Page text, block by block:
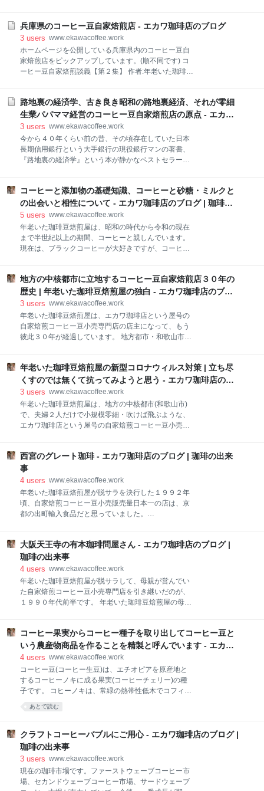
年老いた珈琲豆焙煎屋が連れ合いと２人だけで営んで
いる小さなコーヒー豆自家焙煎店(屋号はエカワ珈琲店
と言います)も、オフィス・外食(宿泊施設を含む)向け
自家焙煎コーヒー
スーパーマーケットでも相当に高級な価格で販売され
ていました。 その時代、自家焙煎したコーヒー豆を圧
倒的な低価格設定(浸透価格)で小売販売している店
が、少数ですが存在していて繁盛していました。 例え
ば、関西では、京都市の出町輸入食品や大阪市の有本
www.ekawacoffee.work 年老いた珈琲豆焙煎屋は、エ
カワ珈琲店という屋号で、夫婦２人だけで小さな自家
焙煎コーヒー豆小売店を営んでいます。 そのエカワ珈
琲店の自家
兵庫県のコーヒー豆自家焙煎店 - エカワ珈琲店のブログ
3 users www.ekawacoffee.work
ホームページを公開している兵庫県内のコーヒー豆自
家焙煎店をピックアップしています。(順不同です) コ
ーヒー豆自家焙煎談義【第２集】 作者:年老いた珈琲豆
灘区田中町４丁目２−２
http://matuyacoffee.cafe.coocan.jp/ 8coffeeroas / ハチ
コーヒーロースト 兵庫県宝塚市安倉1丁目17-14 1F
www.8coffee.net まめのたくみ | 豆匠 兵庫県神戸市長
田区菅原通２丁目１０８ mametakucoffee.com まなぶ
おじさんの珈琲工房 兵庫県三田市天神３－２－１２
路地裏の経済学、古き良き昭和の路地裏経済、それが零細
生業パパママ経営のコーヒー豆自家焙煎店の原点 - エカワ
珈琲店のブログ
3 users www.ekawacoffee.work
今から４０年くらい前の昔、その頃存在していた日本
長期信用銀行という大手銀行の現役銀行マンの著書、
『路地裏の経済学』という本が静かなベストセラーを
い存在でした。 『路地裏の経済学』は、地域商店街を
構成している個人商店を材題にして、事業と生業の違
いをわかり易く解説していたと記憶しています。 特定
の技能・能力を持っている人がいて、はじめて経営が
成り立つのが生業で、そういった特定の人がいなくて
も経営を維持・継続することができるのが事業だと、
といった個人商店だけでなくて、街のお医者さんや税
理士事務所、弁護士事務所なども生業の部類に入りま
す。 医院ならお医者さんが、税理士事務所なら税理士
さんがいなければ営業
コーヒーと添加物の基礎知識、コーヒーと砂糖・ミルクと
の出会いと相性について - エカワ珈琲店のブログ | 珈琲の
出来事
5 users www.ekawacoffee.work
年老いた珈琲豆焙煎屋は、昭和の時代から令和の現在
まで半世紀以上の期間、コーヒーと親しんでいます。
現在は、ブラックコーヒーが大好きですが、コーヒー
う、ホワイトコーヒーを楽しんでいたわけです。
www.ekawacoffee.work コーヒーは、素晴らしい香り
と味を持つ素敵な飲み物だと思います。しかし、強い
苦味を持っています。 その苦味を少なくしようと焙煎
加工すると、酸味が強くなったりします。 そんなわけ
で、コーヒーは、誰にとっても飲みやすい飲み物では
が可能になっています。 しかし、コーヒーが一般に普
及し始めたその昔、焙煎器具も焙煎に関する研究も未
熟でしたから、焙煎で苦味を調整するのでは無くて、
砂
地方の中核都市に立地するコーヒー豆自家焙煎店３０年の
歴史 | 年老いた珈琲豆焙煎屋の独白 - エカワ珈琲店のブロ
グ | 珈琲の出来事
3 users www.ekawacoffee.work
年老いた珈琲豆焙煎屋は、エカワ珈琲店という屋号の
自家焙煎コーヒー豆小売専門店の店主になって、もう
彼此３０年が経過しています。 地方都市・和歌山市に
雑把な歴史を、簡単に振り返ってみます。 自家焙煎コ
ーヒー豆小売専門店開業から１０年間くらい、学校・
役所・オフィスに自家焙煎コーヒー豆を売り歩く珈琲
豆焙煎屋で、まあまあ忙しく働いていました。 もうす
ぐ２１世紀という時、ユニマットがやって来て、瞬く
間に、得意先は奪われてしまいました。 その頃、自家
商売は順調に推移していたのですが、２００２年初
夏、近所に強力なライバル店が出現します。瞬く間
に、売上が減少して、１年後の店舗には閑古鳥が鳴い
ていました。 資本力に依
年老いた珈琲豆焙煎屋の新型コロナウィルス対策 | 立ち尽
くすのでは無くて抗ってみようと思う - エカワ珈琲店のブ
ログ | 珈琲の出来事
3 users www.ekawacoffee.work
年老いた珈琲豆焙煎屋は、地方の中核都市(和歌山市)
で、夫婦２人だけで小規模零細・吹けば飛ぶような、
エカワ珈琲店という屋号の自家焙煎コーヒー豆小売店
する小さなビジネスですから、新型コロナウィルスの
影響を受けることも無いだろうと考えていました。し
かし、見通しが甘かったようです。 【目次】 焙煎コー
ヒー豆業務需要が大幅に減少している 街の珈琲屋も新
型コロナウイルスの影響を受けている 立ち尽くすので
は無くて抗ってみるつもりです コーヒー宅配ビジネス
少している エカワ珈琲店は、夫婦２人だけで営む零細
生業の自家焙煎コーヒー豆小売専門店ですが、飲食店
やホテル・旅館、それに事業所(オフィス)など、業務
需要の販
西宮のグレート珈琲 - エカワ珈琲店のブログ | 珈琲の出来
事
4 users www.ekawacoffee.work
年老いた珈琲豆焙煎屋が脱サラを決行した１９９２年
頃、自家焙煎コーヒー豆小売販売量日本一の店は、京
都の出町輸入食品だと思っていました。
月号を読んで、自家焙煎コーヒー豆小売販売量が月間
１５トンという珈琲豆焙煎屋さんが存在するのを知っ
て驚いた思い出があります。 グレート珈琲のホームペ
ージより引用 グレート珈琲店主の渡辺勝巳さんは、当
時(１９９２年)４５歳で、年老いた珈琲豆焙煎屋より
３歳年上です。 高校卒業後、大阪に出て来て、２３歳
の競争に敗れます。 一度事業を清算して西宮に移転、
その後、とんとん拍子に成功を手に入れたと雑誌に紹
介されていました。 店舗には、ひっきりなしにお客さ
んが来店し
大阪天王寺の有本珈琲問屋さん - エカワ珈琲店のブログ |
珈琲の出来事
4 users www.ekawacoffee.work
年老いた珈琲豆焙煎屋が脱サラして、母親が営んでい
た自家焙煎コーヒー豆小売専門店を引き継いだのが、
１９９０年代前半です。 年老いた珈琲豆焙煎屋の母親
ヒー豆の小売店に衣替えして、少し焙煎コーヒー豆
(UCCから仕入れていました)が売れるようになってい
た時期で、最初のコーヒー豆自家焙煎ブームが到来し
ていた頃の話です。 【全日本コーヒー商工組合連合会
のホームページより引用】 １９９０年前後、大阪天王
寺の有本珈琲問屋、西宮のグレート珈琲、京都の出町
の御三家的な存在でした。 年老いた珈琲豆焙煎屋が、
屋さんです。理由は、御三家の中で一番物真似がし易
かったからです。 大阪天王寺に店を構える有本珈琲問
屋さんは、一般のコー
コーヒー果実からコーヒー種子を取り出してコーヒー豆と
いう農産物商品を作ることを精製と呼んでいます - エカワ
珈琲店のブログ | 珈琲の出来事
4 users www.ekawacoffee.work
コーヒー豆(コーヒー生豆)は、エチオピアを原産地と
するコーヒーノキに成る果実(コーヒーチェリー)の種
子です。 コヒーノキは、常緑の熱帯性低木でコフィ
ア・アラビカ | Coffea arabica という学名を持つアカ
ネ科の植物です。 種を蒔いてからコーヒーノキが成長
期間は約２０年くらいだと言われています。 そして、
そのコーヒー果実からコーヒー種子を取り出すことを
コーヒー豆の精製と呼んでいます。 coffee Network 、
ーヒー豆の品質 コーヒー豆の精製処理 水洗式 | 洗浄式
| 湿式プロセス | ウォッシュト パルプドナチュラル | 半
あとで読む
クラフトコーヒーバブルにご用心 - エカワ珈琲店のブログ |
珈琲の出来事
3 users www.ekawacoffee.work
現在の珈琲市場です。ファーストウェーブコーヒー市
場、セカンドウェーブコーヒー市場、サードウェーブ